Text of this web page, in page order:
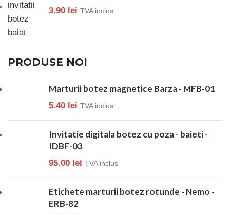
3.90 lei TVA inclus
PRODUSE NOI
Marturii botez magnetice Barza - MFB-01
5.40 lei TVA inclus
Invitatie digitala botez cu poza - baieti -
IDBF-03
95.00 lei TVA inclus
Etichete marturii botez rotunde - Nemo -
ERB-82